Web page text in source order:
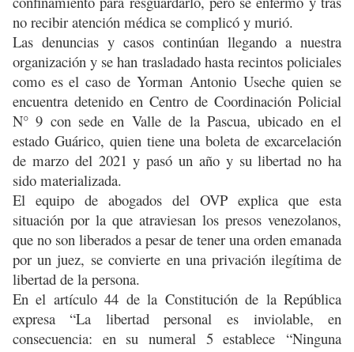
no recibir atención médica se complicó y murió.
Las denuncias y casos continúan llegando a nuestra
organización y se han trasladado hasta recintos policiales
como es el caso de Yorman Antonio Useche quien se
encuentra detenido en Centro de Coordinación Policial
N° 9 con sede en Valle de la Pascua, ubicado en el
estado Guárico, quien tiene una boleta de excarcelación
de marzo del 2021 y pasó un año y su libertad no ha
sido materializada.
El equipo de abogados del OVP explica que esta
situación por la que atraviesan los presos venezolanos,
que no son liberados a pesar de tener una orden emanada
por un juez, se convierte en una privación ilegítima de
libertad de la persona.
En el artículo 44 de la Constitución de la República
expresa “La libertad personal es inviolable, en
consecuencia: en su numeral 5 establece “Ninguna